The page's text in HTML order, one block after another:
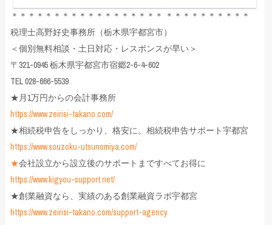
＊＊＊＊＊＊＊＊＊＊＊＊＊＊＊＊＊＊ ＊＊＊＊＊＊＊＊＊＊
税理士高野好史事務所（栃木県宇都宮市）
＜個別無料相談・土日対応・レスポンスが早い＞
〒321-0945 栃木県宇都宮市宿郷2-6-4-602
TEL 028-666-5539
★月1万円からの会計事務所
https://www.zeirisi-takano.com/
★相続税申告をしっかり、格安に。相続税申告サポート宇都宮
https://www.souzoku-utsunomiya.com/
★会社設立から設立後のサポートまですべてお得に
https://www.kigyou-support.net/
★創業融資なら、実績のある創業融資ラボ宇都宮
https://www.zeirisi-takano.com/support-agency